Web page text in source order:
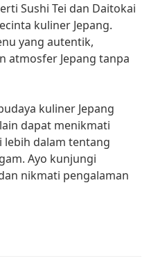
Sushi Tei dan Daitokai
kuliner Jepang.
yang autentik,
atmosfer Jepang tanpa
kuliner Jepang
dapat menikmati
lebih dalam tentang
Ayo kunjungi
nikmati pengalaman